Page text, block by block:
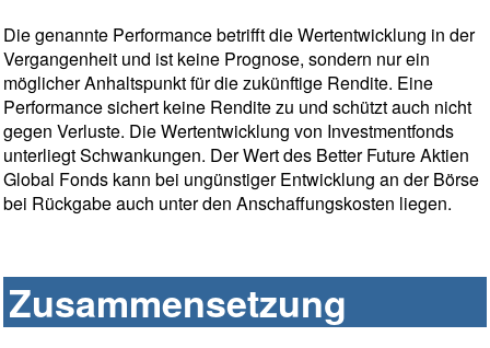
Die genannte Performance betrifft die Wertentwicklung in der
Vergangenheit und ist keine Prognose, sondern nur ein
möglicher Anhaltspunkt für die zukünftige Rendite. Eine
Performance sichert keine Rendite zu und schützt auch nicht
gegen Verluste. Die Wertentwicklung von Investmentfonds
unterliegt Schwankungen. Der Wert des Better Future Aktien
Global Fonds kann bei ungünstiger Entwicklung an der Börse
bei Rückgabe auch unter den Anschaffungskosten liegen.
Zusammensetzung